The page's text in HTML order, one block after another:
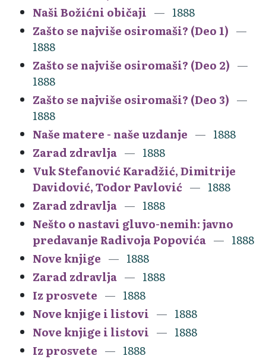
Naši Božićni običaji
1888
Zašto se najviše osiromaši? (Deo 1)
1888
Zašto se najviše osiromaši? (Deo 2)
1888
Zašto se najviše osiromaši? (Deo 3)
1888
Naše matere - naše uzdanje
1888
Zarad zdravlja
1888
Vuk Stefanović Karadžić, Dimitrije
Davidović, Todor Pavlović
1888
Zarad zdravlja
1888
Nešto o nastavi gluvo-nemih: javno
predavanje Radivoja Popovića
1888
Nove knjige
1888
Zarad zdravlja
1888
Iz prosvete
1888
Nove knjige i listovi
1888
Nove knjige i listovi
1888
Iz prosvete
1888